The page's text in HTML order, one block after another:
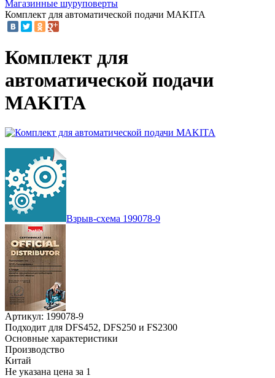
Магазинные шуруповерты
Комплект для автоматической подачи MAKITA
Комплект для
автоматической подачи
MAKITA
Взрыв-схема 199078-9
Артикул: 199078-9
Подходит для DFS452, DFS250 и FS2300
Основные характеристики
Производство
Китай
Не указана цена за 1